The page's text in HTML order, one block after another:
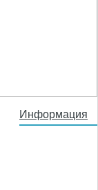
Информация